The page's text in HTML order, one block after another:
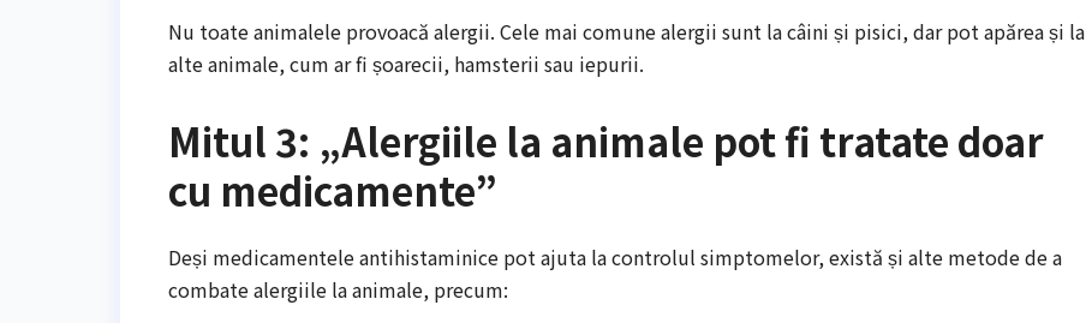
Nu toate animalele provoacă alergii. Cele mai comune alergii sunt la câini și pisici, dar pot apărea și la
alte animale, cum ar fi șoarecii, hamsterii sau iepurii.
Mitul 3: „Alergiile la animale pot fi tratate doar
cu medicamente”
Deși medicamentele antihistaminice pot ajuta la controlul simptomelor, există și alte metode de a
combate alergiile la animale, precum: